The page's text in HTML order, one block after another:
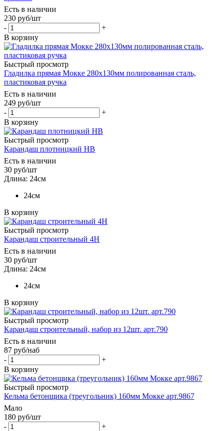
Есть в наличии
230 руб/шт
-
+
В корзину
Быстрый просмотр
Гладилка прямая Moккe 280х130мм полированная сталь,
пластиковая ручка
Есть в наличии
249 руб/шт
-
+
В корзину
Быстрый просмотр
Карандаш плотницкий НВ
Есть в наличии
30 руб/шт
Длина: 24см
24см
В корзину
Быстрый просмотр
Карандаш строительный 4Н
Есть в наличии
30 руб/шт
Длина: 24см
24см
В корзину
Быстрый просмотр
Карандаш строительный, набор из 12шт. арт.790
Есть в наличии
87 руб/наб
-
+
В корзину
Быстрый просмотр
Кельма бетонщика (треугольник) 160мм Мокке арт.9867
Мало
180 руб/шт
-
+